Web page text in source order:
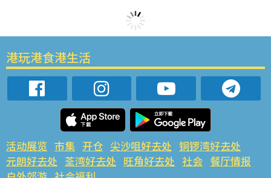
港玩港食港生活
活动展览 市集 开仓 尖沙咀好去处 铜锣湾好去处
元朗好去处 荃湾好去处 旺角好去处 社会 餐厅情报